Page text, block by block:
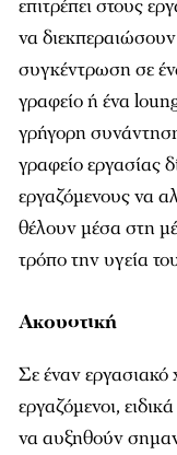
επιτρέπει στους
να
συγκέντρωση σε
γραφείο ή ένα
γρήγορη
γραφείο εργασίας
εργαζόµενους να
θέλουν µέσα στη
τρόπο την υγεία
Ακουστική
Σε έναν
εργαζόµενοι,
να αυξηθούν